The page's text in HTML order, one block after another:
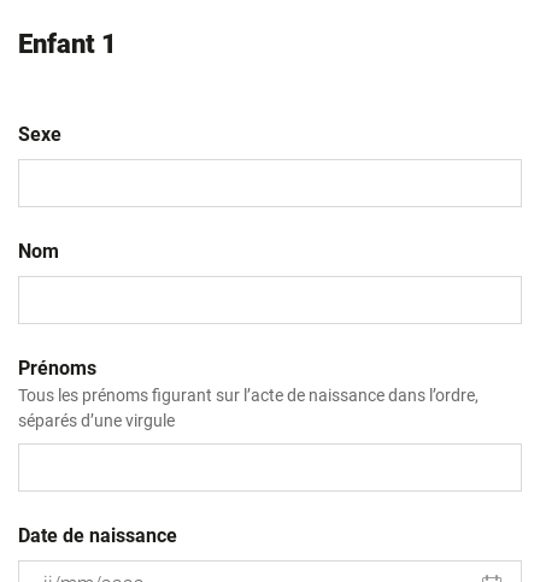
Enfant 1
Sexe
Nom
Prénoms
Tous les prénoms figurant sur l’acte de naissance dans l’ordre,
séparés d’une virgule
Date de naissance